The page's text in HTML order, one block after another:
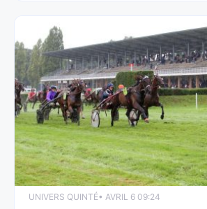
UNIVERS QUINTÉ• AVRIL 6 09:24